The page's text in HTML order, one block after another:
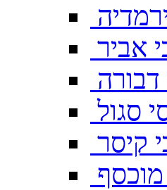
אביר
דבורה
סגול
קיסר
מוכסף